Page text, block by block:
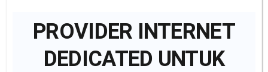
PROVIDER INTERNET
DEDICATED UNTUK